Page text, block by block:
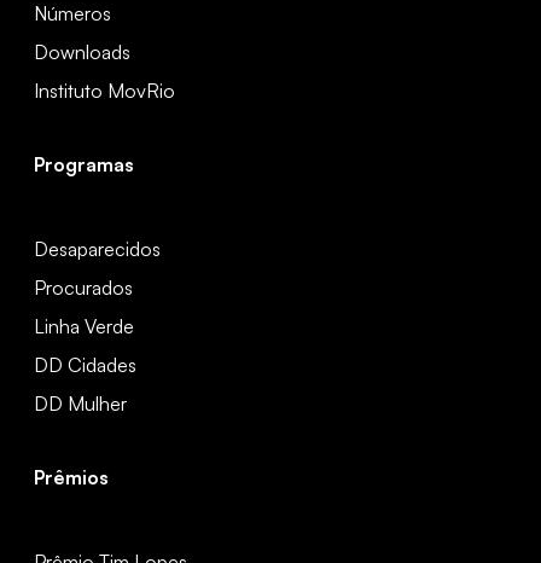
Números
Downloads
Instituto MovRio
Programas
Desaparecidos
Procurados
Linha Verde
DD Cidades
DD Mulher
Prêmios